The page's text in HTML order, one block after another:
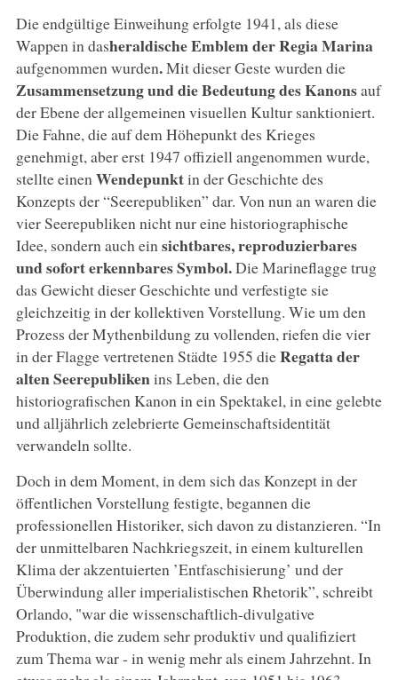
Die endgültige Einweihung erfolgte 1941, als diese
Wappen in dasheraldische Emblem der Regia Marina
aufgenommen wurden.Mit dieser Geste wurden die
Zusammensetzung und die Bedeutung des Kanonsauf
der Ebene der allgemeinen visuellen Kultur sanktioniert.
Die Fahne, die auf dem Höhepunkt des Krieges
genehmigt, aber erst 1947 offiziell angenommen wurde,
stellte einenWendepunktin der Geschichte des
Konzepts der “Seerepubliken” dar. Von nun an waren die
vier Seerepubliken nicht nur eine historiographische
Idee, sondern auch einsichtbares, reproduzierbares
und sofort erkennbares Symbol.Die Marineflagge trug
das Gewicht dieser Geschichte und verfestigte sie
gleichzeitig in der kollektiven Vorstellung. Wie um den
Prozess der Mythenbildung zu vollenden, riefen die vier
in der Flagge vertretenen Städte 1955 dieRegatta der
alten Seerepublikenins Leben, die den
historiografischen Kanon in ein Spektakel, in eine gelebte
und alljährlich zelebrierte Gemeinschaftsidentität
verwandeln sollte.
Doch in dem Moment, in dem sich das Konzept in der
öffentlichen Vorstellung festigte, begannen die
professionellen Historiker, sich davon zu distanzieren. “In
der unmittelbaren Nachkriegszeit, in einem kulturellen
Klima der akzentuierten ’Entfaschisierung’ und der
Überwindung aller imperialistischen Rhetorik”, schreibt
Orlando, "war die wissenschaftlich-divulgative
Produktion, die zudem sehr produktiv und qualifiziert
zum Thema war - in wenig mehr als einem Jahrzehnt. In